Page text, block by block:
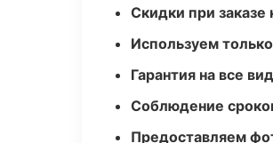
Скидки при заказе
Используем
Гарантия на все
Соблюдение
Предоставляем